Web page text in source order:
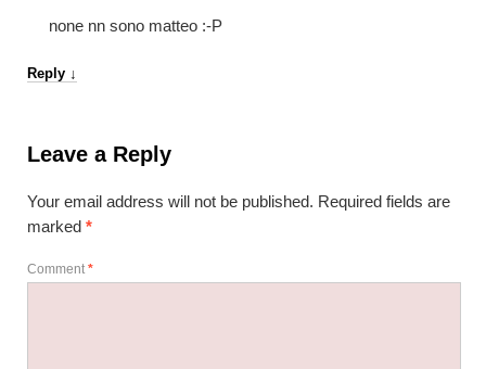
none nn sono matteo :-P
Reply ↓
Leave a Reply
Your email address will not be published. Required fields are
marked *
Comment *